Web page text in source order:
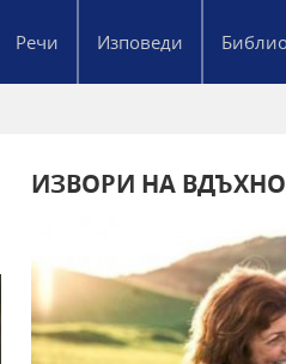
Речи Изповеди
ИЗВОРИ НА